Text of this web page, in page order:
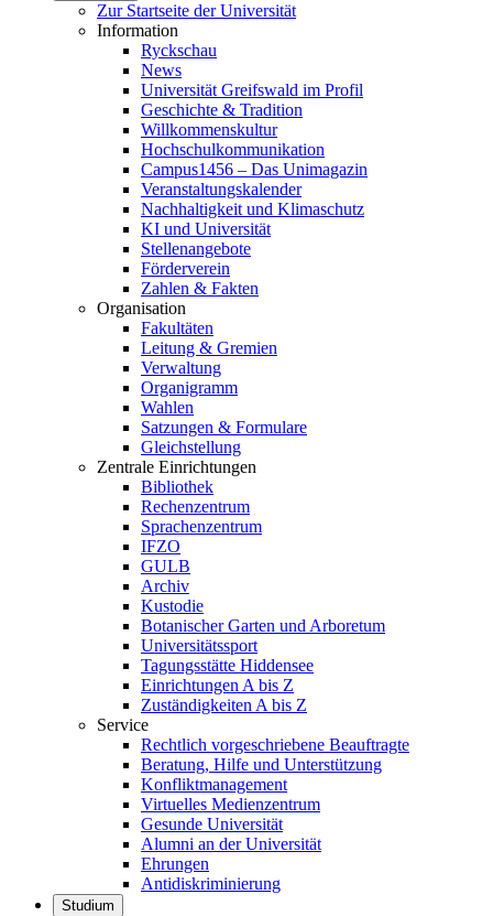
Zur Startseite der Universität
Information
Ryckschau
News
Universität Greifswald im Profil
Geschichte & Tradition
Willkommenskultur
Hochschulkommunikation
Campus1456 – Das Unimagazin
Veranstaltungskalender
Nachhaltigkeit und Klimaschutz
KI und Universität
Stellenangebote
Förderverein
Zahlen & Fakten
Organisation
Fakultäten
Leitung & Gremien
Verwaltung
Organigramm
Wahlen
Satzungen & Formulare
Gleichstellung
Zentrale Einrichtungen
Bibliothek
Rechenzentrum
Sprachenzentrum
IFZO
GULB
Archiv
Kustodie
Botanischer Garten und Arboretum
Universitätssport
Tagungsstätte Hiddensee
Einrichtungen A bis Z
Zuständigkeiten A bis Z
Service
Rechtlich vorgeschriebene Beauftragte
Beratung, Hilfe und Unterstützung
Konfliktmanagement
Virtuelles Medienzentrum
Gesunde Universität
Alumni an der Universität
Ehrungen
Antidiskriminierung
Studium